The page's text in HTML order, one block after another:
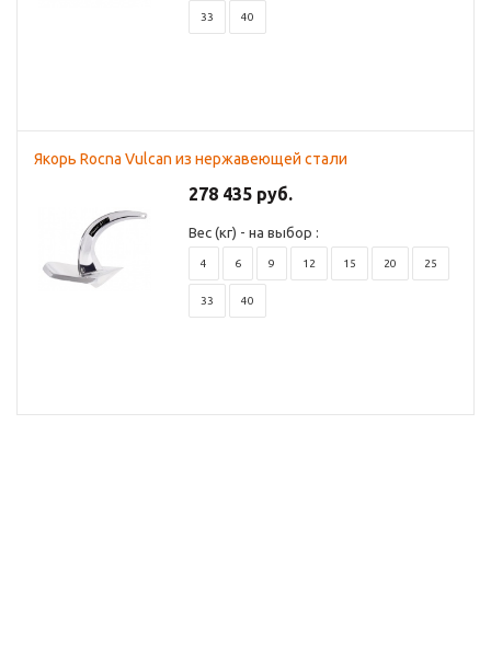
33 40
Якорь Rocna Vulcan из нержавеющей стали
278 435 руб.
Вес (кг) - на выбор :
4 6 9 12 15 20 25
33 40